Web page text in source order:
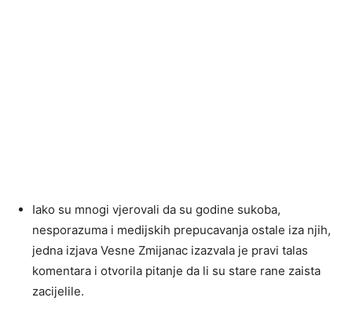
Iako su mnogi vjerovali da su godine sukoba,
nesporazuma i medijskih prepucavanja ostale iza njih,
jedna izjava Vesne Zmijanac izazvala je pravi talas
komentara i otvorila pitanje da li su stare rane zaista
zacijelile.